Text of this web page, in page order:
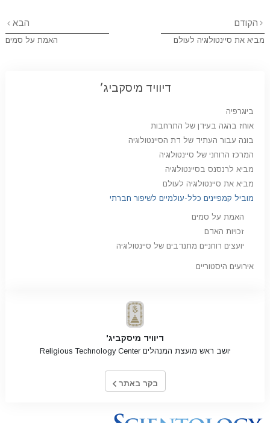
הקודם
מביא את סיינטולוגיה לעולם
הבא
האמת על סמים
דיוויד מיסקביג׳
ביוגרפיה
אוחז בהגה בעידן של התרחבות
בונה עבור העתיד של דת הסיינטולוגיה
המרכז הרוחני של סיינטולוגיה
מביא לרנסנס בסיינטולוגיה
מביא את סיינטולוגיה לעולם
מוביל קמפיינים כלל-עולמיים לשיפור חברתי
האמת על סמים
זכויות האדם
יועצים רוחניים מתנדבים של סיינטולוגיה
אירועים היסטוריים
דיוויד מיסקביג'
יושב ראש מועצת המנהלים Religious Technology Center
בקר באתר